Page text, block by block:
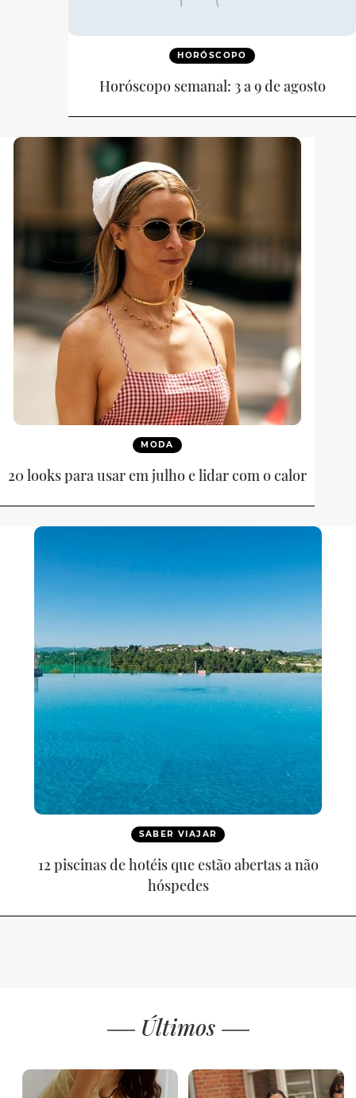
HORÓSCOPO
Horóscopo semanal: 3 a 9 de agosto
MODA
20 looks para usar em julho e lidar com o calor
SABER VIAJAR
12 piscinas de hotéis que estão abertas a não
hóspedes
Últimos